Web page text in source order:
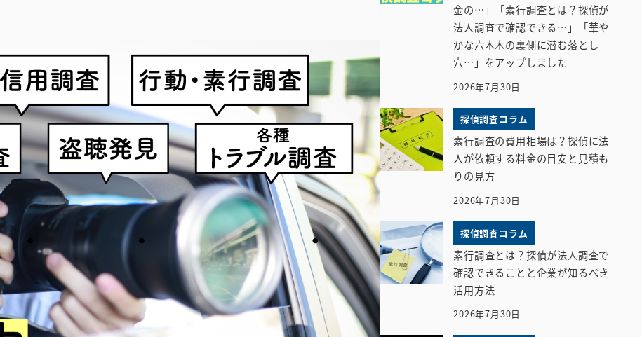
金の…」「素行調査とは？探偵が
法人調査で確認できる…」「華や
かな六本木の裏側に潜む落とし
穴…」をアップしました
2026年7月30日
探偵調査コラム
素行調査の費用相場は？探偵に法
人が依頼する料金の目安と見積も
りの見方
2026年7月30日
探偵調査コラム
素行調査とは？探偵が法人調査で
確認できることと企業が知るべき
活用方法
2026年7月30日